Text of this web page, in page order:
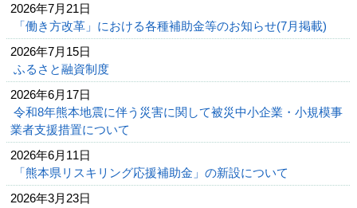
2026年7月21日
「働き方改革」における各種補助金等のお知らせ(7月掲載)
2026年7月15日
ふるさと融資制度
2026年6月17日
令和8年熊本地震に伴う災害に関して被災中小企業・小規模事
業者支援措置について
2026年6月11日
「熊本県リスキリング応援補助金」の新設について
2026年3月23日